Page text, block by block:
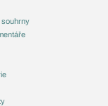
souhrny